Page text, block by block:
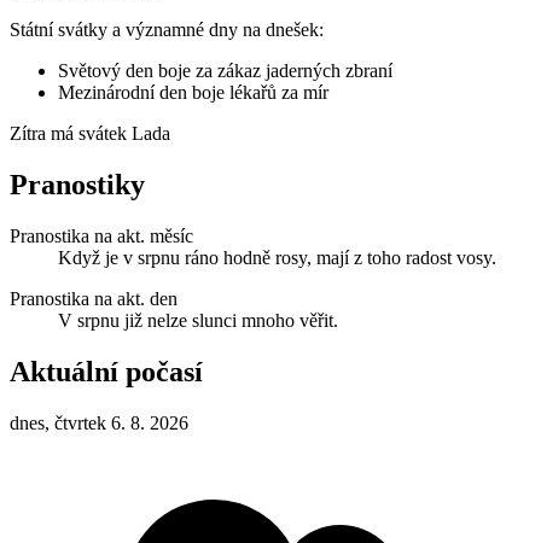
Státní svátky a významné dny na dnešek:
Světový den boje za zákaz jaderných zbraní
Mezinárodní den boje lékařů za mír
Zítra má svátek Lada
Pranostiky
Pranostika na akt. měsíc
Když je v srpnu ráno hodně rosy, mají z toho radost vosy.
Pranostika na akt. den
V srpnu již nelze slunci mnoho věřit.
Aktuální počasí
dnes, čtvrtek 6. 8. 2026